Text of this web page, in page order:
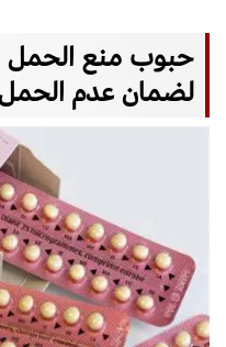
حبوب منع الحمل
لضمان عدم